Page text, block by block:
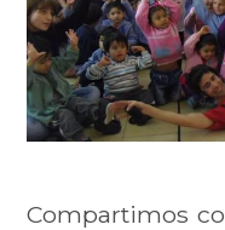
Compartimos